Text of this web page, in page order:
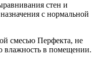
стен и
с нормальной
смесью Перфекта, не
влажность в помещении.